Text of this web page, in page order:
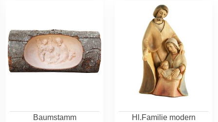
Baumstamm
Hl.Familie modern